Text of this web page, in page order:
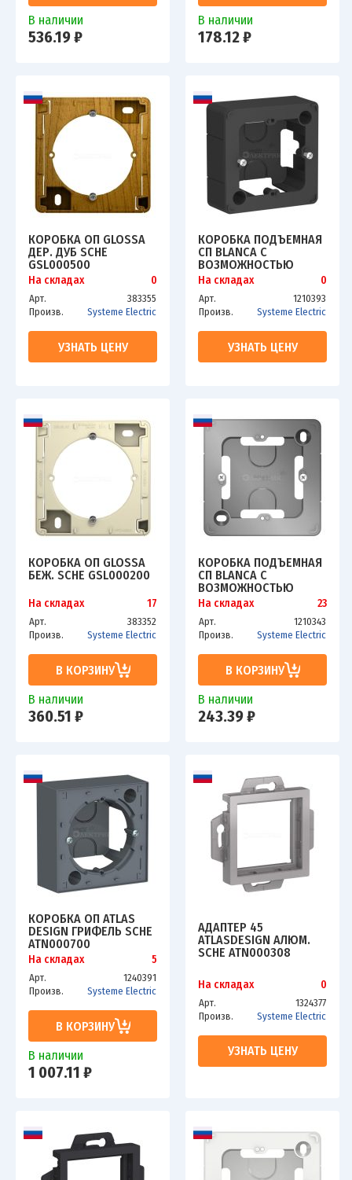
В наличии
536.19 ₽
В наличии
178.12 ₽
КОРОБКА ОП GLOSSA
ДЕР. ДУБ SCHE
GSL000500
На складах 0
Арт.
383355
Произв.
Systeme Electric
УЗНАТЬ ЦЕНУ
КОРОБКА ПОДЪЕМНАЯ
СП BLANCA С
ВОЗМОЖНОСТЬЮ
СОЕДИНЕНИЯ
НЕСКОЛЬКИХ КОРОБОК
АНТРАЦИТ SCHE
BLNPK000016
На складах 0
Арт.
1210393
Произв.
Systeme Electric
УЗНАТЬ ЦЕНУ
КОРОБКА ОП GLOSSA
БЕЖ. SCHE GSL000200
На складах 17
Арт.
383352
Произв.
Systeme Electric
В КОРЗИНУ
В наличии
360.51 ₽
КОРОБКА ПОДЪЕМНАЯ
СП BLANCA С
ВОЗМОЖНОСТЬЮ
СОЕДИНЕНИЯ
НЕСКОЛЬКИХ КОРОБОК
АЛЮМ. SCHE
BLNPK000013
На складах 23
Арт.
1210343
Произв.
Systeme Electric
В КОРЗИНУ
В наличии
243.39 ₽
КОРОБКА ОП ATLAS
DESIGN ГРИФЕЛЬ SCHE
ATN000700
На складах 5
Арт.
1240391
Произв.
Systeme Electric
В КОРЗИНУ
В наличии
1 007.11 ₽
АДАПТЕР 45
ATLASDESIGN АЛЮМ.
SCHE ATN000308
На складах 0
Арт.
1324377
Произв.
Systeme Electric
УЗНАТЬ ЦЕНУ